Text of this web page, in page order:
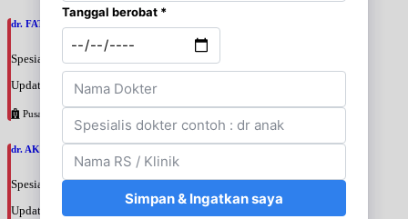
dr. FATAN ABSHARI, SpU
Spesialis: Bedah Urologi
Update terakhir: 2026-08-06 18:42:13
Pusat Pertamina
dr. AKBARI WAHYUDI KUSUMAH, SpU
Spesialis: Bedah Urologi
Update terakhir: 2026-08-06 18:38:38